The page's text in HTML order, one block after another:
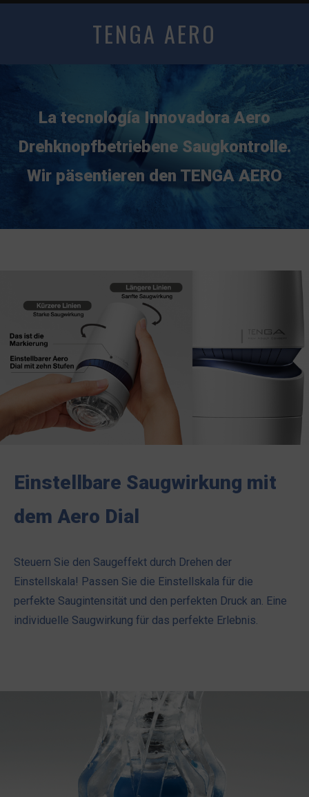
TENGA AERO
La tecnología Innovadora Aero
Drehknopfbetriebene Saugkontrolle.
Wir päsentieren den TENGA AERO
Einstellbare Saugwirkung mit
dem Aero Dial
Steuern Sie den Saugeffekt durch Drehen der
Einstellskala! Passen Sie die Einstellskala für die
perfekte Saugintensität und den perfekten Druck an. Eine
individuelle Saugwirkung für das perfekte Erlebnis.